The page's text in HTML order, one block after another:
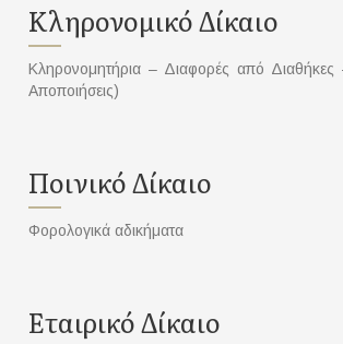
Κληρονομικό Δίκαιο
Κληρονομητήρια – Διαφορές από Διαθήκες
Αποποιήσεις)
Ποινικό Δίκαιο
Φορολογικά αδικήματα
Εταιρικό Δίκαιο